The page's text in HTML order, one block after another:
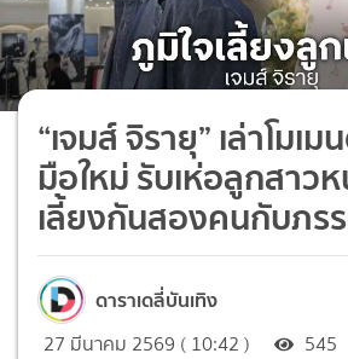
“เจมส์ จิรายุ” เล่าโม
มือใหม่ รับเห่อลูกสาว
เลี้ยงกันสองคนกับภร
ดาราเดลี่บันเทิง
27 มีนาคม 2569 ( 10:42 ) 545